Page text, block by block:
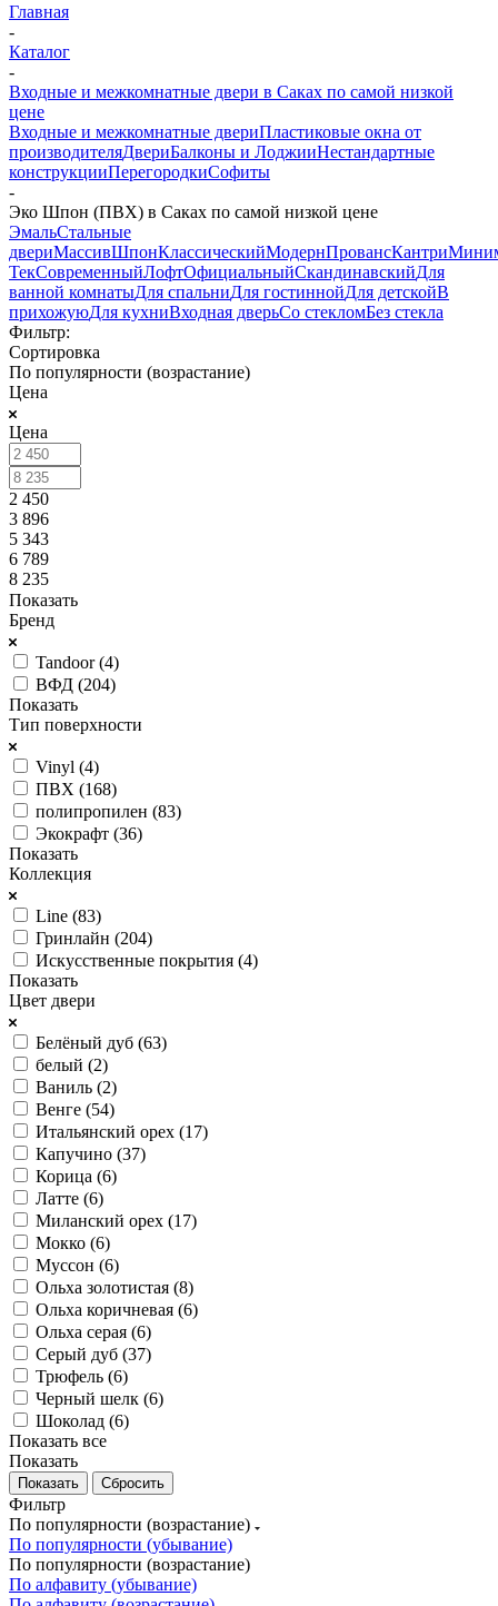
Главная
-
Каталог
-
Входные и межкомнатные двери в Саках по самой низкой
цене
Входные и межкомнатные двериПластиковые окна от
производителяДвериБалконы и ЛоджииНестандартные
конструкцииПерегородкиСофиты
-
Эко Шпон (ПВХ) в Саках по самой низкой цене
ЭмальСтальные
двериМассивШпонКлассическийМодернПровансКантри
ТекСовременныйЛофтОфициальныйСкандинавскийДля
ванной комнатыДля спальниДля гостиннойДля детскойВ
прихожуюДля кухниВходная дверьСо стекломБез стекла
Фильтр:
Сортировка
По популярности (возрастание)
Цена
Цена
2 450
3 896
5 343
6 789
8 235
Показать
Бренд
Tandoor (4)
ВФД (204)
Показать
Тип поверхности
Vinyl (4)
ПВХ (168)
полипропилен (83)
Экокрафт (36)
Показать
Коллекция
Line (83)
Гринлайн (204)
Искусственные покрытия (4)
Показать
Цвет двери
Белёный дуб (63)
белый (2)
Ваниль (2)
Венге (54)
Итальянский орех (17)
Капучино (37)
Корица (6)
Латте (6)
Миланский орех (17)
Мокко (6)
Муссон (6)
Ольха золотистая (8)
Ольха коричневая (6)
Ольха серая (6)
Серый дуб (37)
Трюфель (6)
Черный шелк (6)
Шоколад (6)
Показать все
Показать
Сбросить
Фильтр
По популярности (возрастание)
По популярности (убывание)
По популярности (возрастание)
По алфавиту (убывание)